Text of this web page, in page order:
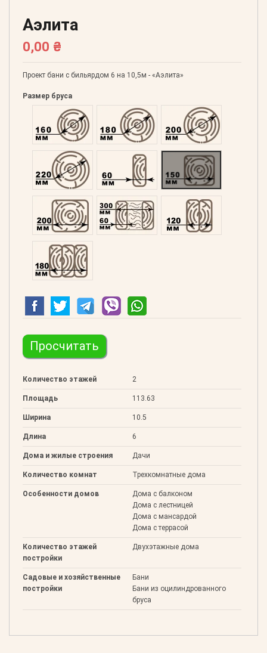
Аэлита
0,00 ₴
Проект бани с бильярдом 6 на 10,5м - «Аэлита»
Размер бруса
Оцилиндрованний 160Оцилиндрованний 180Оцилиндрованний
Оцилиндрованний 220Профилированний 60Профилированний
Профилированний 200Двойной 300 Клееный 120
Клееный 180
Просчитать
Количество этажей 2
Площадь 113.63
Ширина 10.5
Длина 6
Дома и жилые строения Дачи
Количество комнат Трехкомнатные дома
Особенности домов
Дома с балконом
Дома с лестницей
Дома с мансардой
Дома с террасой
Количество этажей
постройки
Двухэтажные дома
Садовые и хозяйственные
постройки
Бани
Бани из оцилиндрованного
бруса